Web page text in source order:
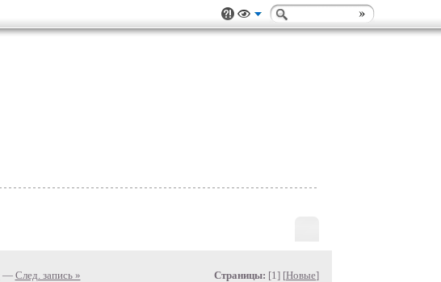
— След. запись » Страницы: [1] [Новые]